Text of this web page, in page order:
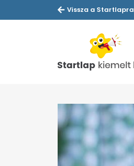
Vissza a Startlapra